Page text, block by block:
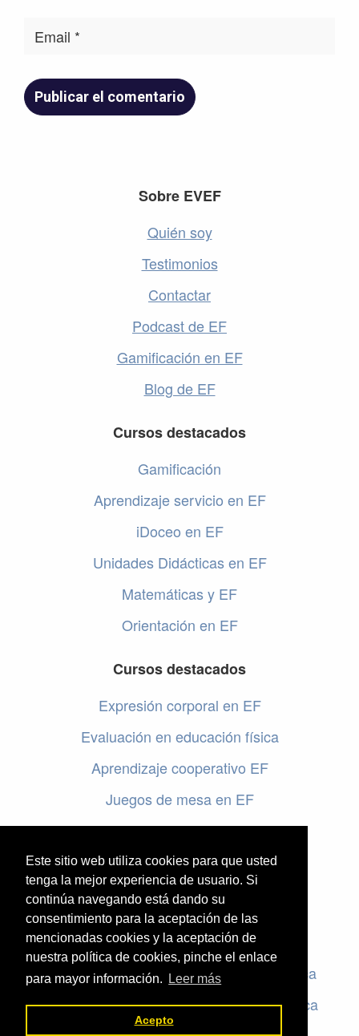
Este sitio web utiliza cookies para que usted
tenga la mejor experiencia de usuario. Si
continúa navegando está dando su
consentimiento para la aceptación de las
mencionadas cookies y la aceptación de
nuestra política de cookies, pinche el enlace
para mayor información.
Leer más
Acepto
Sobre EVEF
Quién soy
Testimonios
Contactar
Podcast de EF
Gamificación en EF
Blog de EF
Cursos destacados
Gamificación
Aprendizaje servicio en EF
iDoceo en EF
Unidades Didácticas en EF
Matemáticas y EF
Orientación en EF
Cursos destacados
Expresión corporal en EF
Evaluación en educación física
Aprendizaje cooperativo EF
Juegos de mesa en EF
Programar en EF
Cursos online de educación física
Artículos destacados
Evaluación en educación física
Criterios de evaluación en educación física
Rúbricas de evaluación en educación física